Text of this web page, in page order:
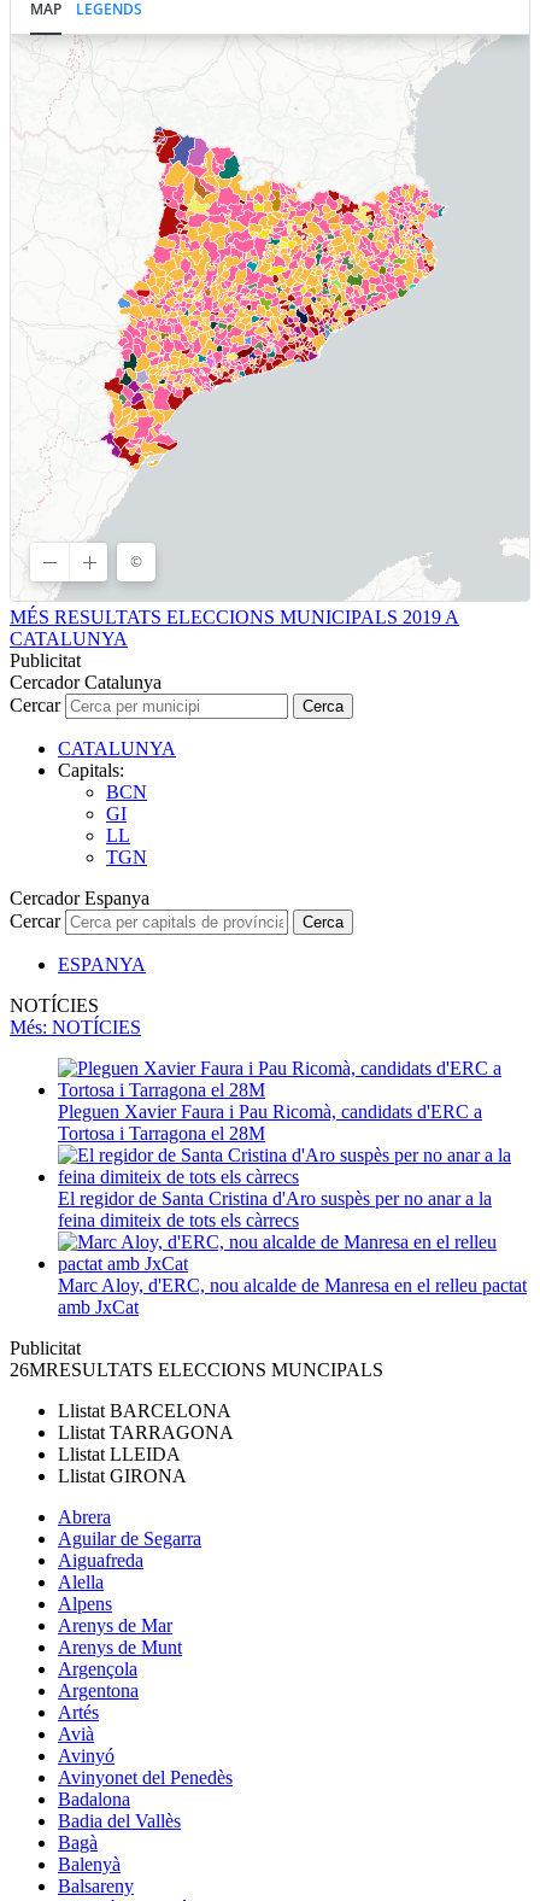
MÉS RESULTATS ELECCIONS MUNICIPALS 2019 A
CATALUNYA
Publicitat
Cercador Catalunya
Cercar
Cerca
CATALUNYA
Capitals:
BCN
GI
LL
TGN
Cercador Espanya
Cercar
Cerca
ESPANYA
NOTÍCIES
Més: NOTÍCIES
Pleguen Xavier Faura i Pau Ricomà, candidats d'ERC a
Tortosa i Tarragona el 28M
El regidor de Santa Cristina d'Aro suspès per no anar a la
feina dimiteix de tots els càrrecs
Marc Aloy, d'ERC, nou alcalde de Manresa en el relleu pactat
amb JxCat
Publicitat
26MRESULTATS ELECCIONS MUNCIPALS
Llistat BARCELONA
Llistat TARRAGONA
Llistat LLEIDA
Llistat GIRONA
Abrera
Aguilar de Segarra
Aiguafreda
Alella
Alpens
Arenys de Mar
Arenys de Munt
Argençola
Argentona
Artés
Avià
Avinyó
Avinyonet del Penedès
Badalona
Badia del Vallès
Bagà
Balenyà
Balsareny